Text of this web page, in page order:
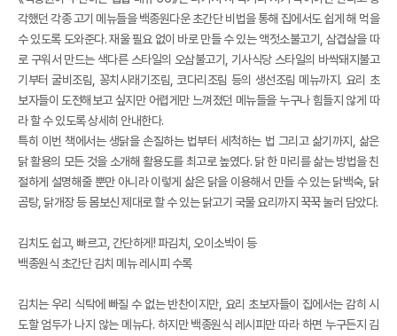
각했던 각종 고기 메뉴들을 백종원다운 초간단 비법을 통해 집에서도 쉽게 해 먹을
수 있도록 도와준다. 재울 필요 없이 바로 만들 수 있는 액젓소불고기, 삼겹살을 따
로 구워서 만드는 색다른 스타일의 오삼불고기, 기사식당 스타일의 바싹돼지불고
기부터 굴비조림, 꽁치시래기조림, 코다리조림 등의 생선조림 메뉴까지. 요리 초
보자들이 도전해보고 싶지만 어렵게만 느껴졌던 메뉴들을 누구나 힘들지 않게 따
라 할 수 있도록 상세히 안내한다.
특히 이번 책에서는 생닭을 손질하는 법부터 세척하는 법 그리고 삶기까지, 삶은
닭 활용의 모든 것을 소개해 활용도를 최고로 높였다. 닭 한 마리를 삶는 방법을 친
절하게 설명해줄 뿐만 아니라 이렇게 삶은 닭을 이용해서 만들 수 있는 닭백숙, 닭
곰탕, 닭개장 등 몸보신 제대로 할 수 있는 닭고기 국물 요리까지 꾹꾹 눌러 담았다.
김치도 쉽고, 빠르고, 간단하게! 파김치, 오이소박이 등
백종원식 초간단 김치 메뉴 레시피 수록
김치는 우리 식탁에 빠질 수 없는 반찬이지만, 요리 초보자들이 집에서는 감히 시
도할 엄두가 나지 않는 메뉴다. 하지만 백종원식 레시피만 따라 하면 누구든지 김